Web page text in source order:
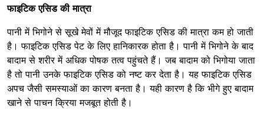
फाइटिक एसिड की मात्रा
पानी में भिगोने से सूखे मेवों में मौजूद फाइटिक एसिड की मात्रा कम हो जाती
है। फाइटिक एसिड पेट के लिए हानिकारक होता है। पानी में भिगोने के बाद
बादाम से शरीर में अधिक पोषक तत्व पहुंचते हैं। जब बादाम को भिगोया जाता
है तो पानी उनके फाइटिक एसिड को नष्ट कर देता है। यह फाइटिक एसिड
अपच जैसी समस्याओं का कारण बनता है। यही कारण है कि भीगे हुए बादाम
खाने से पाचन क्रिया मजबूत होती है।